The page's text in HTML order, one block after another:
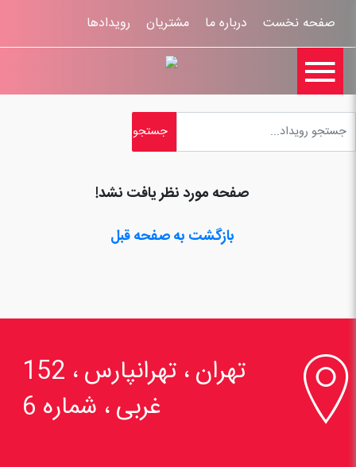
صفحه نخست درباره ما مشتریان رویدادها
ثبت شکایات راهنمای سایت
تماس با ما

صفحه مورد نظر یافت نشد!
بازگشت به صفحه قبل

تهران ، تهرانپارس ، 152
غربی ، شماره 6